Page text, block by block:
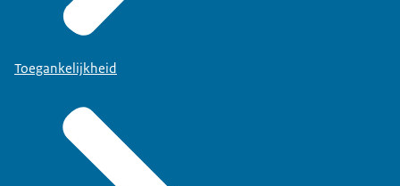
Toegankelijkheid